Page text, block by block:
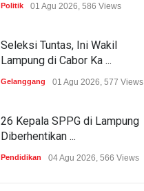
Politik 01 Agu 2026, 586 Views
Seleksi Tuntas, Ini Wakil
Lampung di Cabor Ka ...
Gelanggang 01 Agu 2026, 577 Views
26 Kepala SPPG di Lampung
Diberhentikan ...
Pendidikan 04 Agu 2026, 566 Views